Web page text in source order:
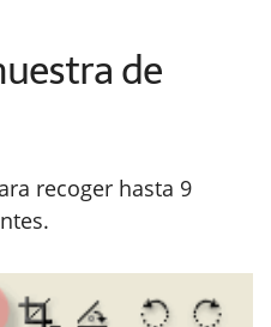
de
recoger hasta 9